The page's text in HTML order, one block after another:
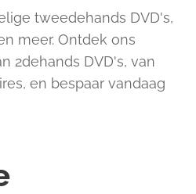
tweedehands DVD's,
meer. Ontdek ons
2dehands DVD's, van
en bespaar vandaag